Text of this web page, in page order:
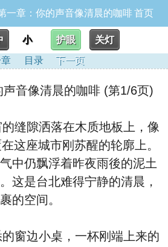
一章：你的声音像清晨的咖啡 首页
小 护眼
关灯
章
目录 下一页
像清晨的咖啡 (第1/6页)
缝隙洒落在木质地板上，像
这座城市刚苏醒的轮廓上。
中仍飘浮着昨夜雨後的泥土
这是台北难得宁静的清晨，
的空间。
窗边小桌，一杯刚端上来的